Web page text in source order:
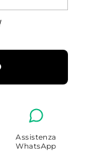
Assistenza
WhatsApp